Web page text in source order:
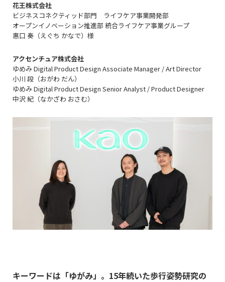
花王株式会社
ビジネスコネクティッド部門 ライフケア事業開発部
オープンイノベーション推進部 統合ライフケア事業グループ
惠口 奏（えぐち かなで）様
アクセンチュア株式会社
ゆめみ Digital Product Design Associate Manager / Art Director
小川 段（おがわ だん）
ゆめみ Digital Product Design Senior Analyst / Product Designer
中沢 紀（なかざわ おさむ）
キーワードは「ゆがみ」。 15年続いた歩行姿勢研究の